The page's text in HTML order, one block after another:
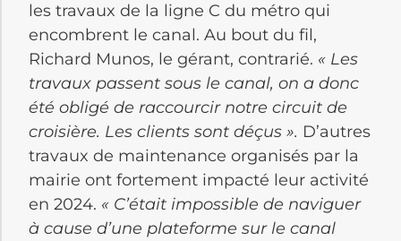
les travaux de la ligne C du métro qui
encombrent le canal. Au bout du fil,
Richard Munos, le gérant, contrarié. « Les
travaux passent sous le canal, on a donc
été obligé de raccourcir notre circuit de
croisière. Les clients sont déçus ». D’autres
travaux de maintenance organisés par la
mairie ont fortement impacté leur activité
en 2024. « C’était impossible de naviguer
à cause d’une plateforme sur le canal